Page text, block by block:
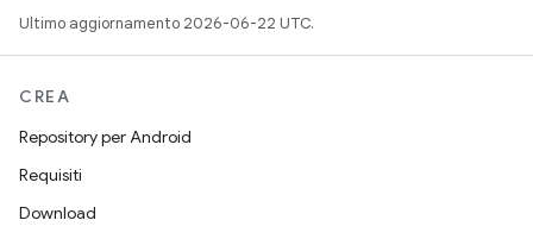
Ultimo aggiornamento 2026-06-22 UTC.
CREA
Repository per Android
Requisiti
Download